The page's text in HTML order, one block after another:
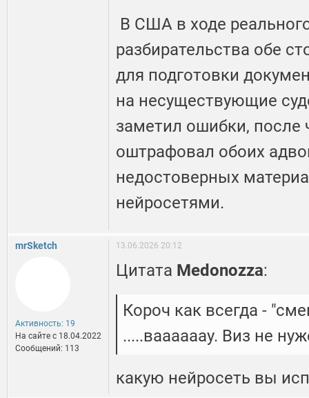
В США в ходе
разбирательства обе
для подготовки
на несуществующие
заметил ошибки, после
оштрафовал обоих
недостоверных
нейросетями.
mrSketch
Активность: 19
На сайте c 18.04.2022
Сообщений: 113
13.06.2026 20:12
Цитата Medonozza:
Короч как всегда -
.....ваааааау. Виз не
какую нейросеть вы